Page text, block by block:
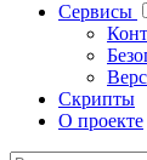
Cервисы
Скрипты
О проекте